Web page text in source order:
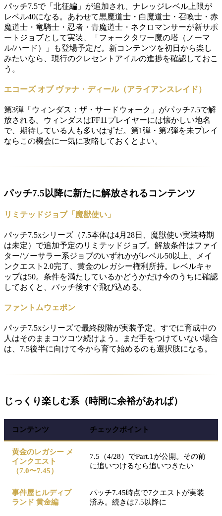
パッチ7.5で「北征編」が追加され、ナレッジレベル上限が
レベル40になる。あわせて黒魔道士・白魔道士・召喚士・赤
魔道士・竜騎士・忍者・青魔道士・ネクロマンサーが新サポ
ートジョブとして実装、「フォークタワー魔の塔（ノーマ
ル/ハード）」も登場予定だ。新コンテンツを初日から楽し
みたいなら、現行のクレセントアイルの進捗を確認しておこ
う。
エコーズ オブ ヴァナ・ディール（アライアンスレイド）
第3弾「ウィンダス：ザ・サードウォーク」がパッチ7.5で解
放される。ウィンダスはFF11プレイヤーには懐かしい地名
で、期待している人も多いはずだ。第1弾・第2弾を未プレイ
ならこの機会に一気に攻略しておくとよい。
パッチ7.5以降に新たに解放されるコンテンツ
リミテッドジョブ「魔獣使い」
パッチ7.5xシリーズ（7.5本体は4月28日、魔獣使い実装時期
は未定）で追加予定のリミテッドジョブ。解放条件はファイ
ター/ソーサラー系ジョブのいずれかがレベル50以上、メイ
ンクエスト2.0完了、黄金のレガシー権利所持。レベルキャ
ップは50。条件を満たしているかどうかだけ今のうちに確認
しておくと、パッチ後すぐ飛び込める。
ファントムウェポン
パッチ7.5xシリーズで最終段階が実装予定。すでに育成中の
人はそのままコツコツ続けよう。まだ手をつけていない場合
は、7.5後半に向けて今から育て始めるのも選択肢になる。
じっくり楽しむ系（時間に余裕があれば）
コンテンツ チェックポイント
黄金のレガシー メ
インクエスト
（7.0〜7.45）
7.5（4/28）でPart.1が公開。その前
に追いつけるなら追いつきたい
事件屋ヒルディブ
ランド 黄金編
パッチ7.45時点で7クエストが実装
済み。続きは7.5以降に